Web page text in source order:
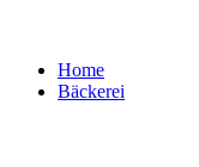
Home
Bäckerei